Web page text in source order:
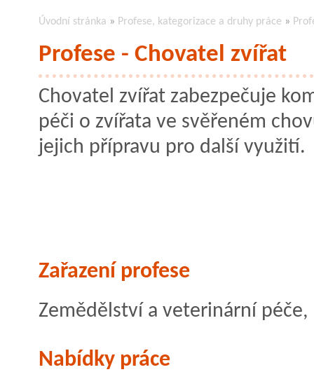
Úvodní stránka » Profese, kategorizace a druhy práce »
Profese - Chovatel zvířat
Chovatel zvířat zabezpečuje
péči o zvířata ve svěřeném
jejich přípravu pro další využití.
Zařazení profese
Zemědělství a veterinární péče,
Nabídky práce